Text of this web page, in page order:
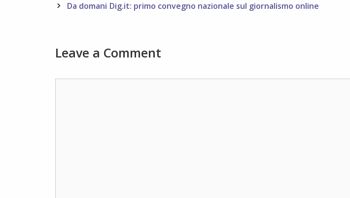
navigation
Da domani Dig.it: primo convegno nazionale sul giornalismo online
Leave a Comment